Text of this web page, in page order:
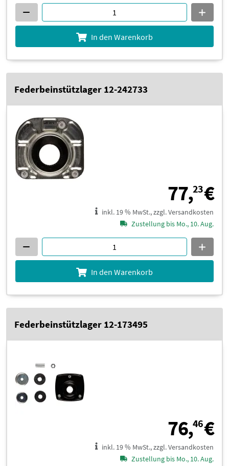
In den Warenkorb
Federbeinstützlager 12-242733
77,23€
inkl. 19 % MwSt., zzgl. Versandkosten
Zustellung bis Mo., 10. Aug.
In den Warenkorb
Federbeinstützlager 12-173495
76,46€
inkl. 19 % MwSt., zzgl. Versandkosten
Zustellung bis Mo., 10. Aug.